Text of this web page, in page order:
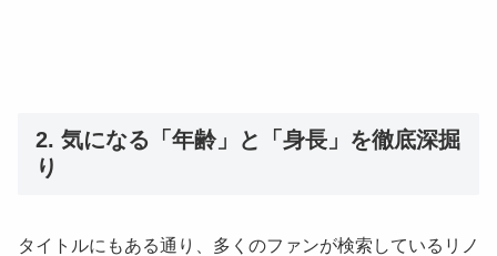
2. 気になる「年齢」と「身長」を徹底深掘
り
タイトルにもある通り、多くのファンが検索しているリノ